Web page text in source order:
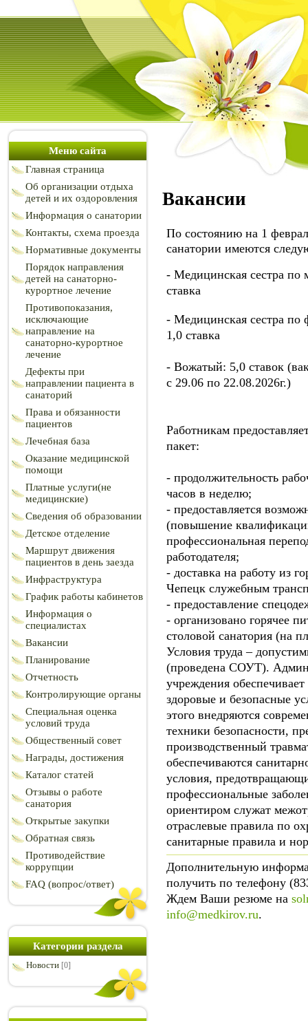
Меню сайта
Главная страница
Об организации отдыха
детей и их оздоровления
Информация о санатории
Контакты, схема проезда
Нормативные документы
Порядок направления
детей на санаторно-
курортное лечение
Противопоказания,
исключающие
направление на
санаторно-курортное
лечение
Дефекты при
направлении пациента в
санаторий
Права и обязанности
пациентов
Лечебная база
Оказание медицинской
помощи
Платные услуги(не
медицинские)
Сведения об образовании
Детское отделение
Маршрут движения
пациентов в день заезда
Инфраструктура
График работы кабинетов
Информация о
специалистах
Вакансии
Планирование
Отчетность
Контролирующие органы
Специальная оценка
условий труда
Общественный совет
Награды, достижения
Каталог статей
Отзывы о работе
санатория
Открытые закупки
Обратная связь
Противодействие
коррупции
FAQ (вопрос/ответ)
Категории раздела
Новости [0]
Вакансии
По состоянию на 1
санатории имеются
- Медицинская сестра по
ставка
- Медицинская сестра по
1,0 ставка
- Вожатый: 5,0 ставок
с 29.06 по 22.08.2026г.)
Работникам
пакет:
- продолжительность
часов в неделю;
- предоставляется
(повышение
профессиональная
работодателя;
- доставка на работу из
Чепецк служебным
- предоставление
- организовано горячее
столовой санатория (на
Условия труда –
(проведена СОУТ).
учреждения
здоровые и безопасные
этого внедряются
техники безопасности,
производственный
обеспечиваются
условия,
профессиональные
ориентиром служат
отраслевые правила по
санитарные правила и
Дополнительную
получить по телефону
Ждем Ваши резюме на
info@medkirov.ru.